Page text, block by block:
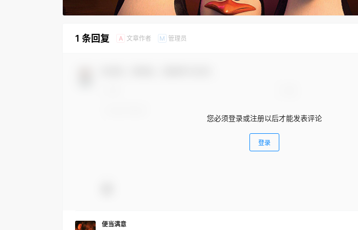
1 条回复 A 文章作者 M 管理员
您必须登录或注册以后才能发表评论
登录
便当满意